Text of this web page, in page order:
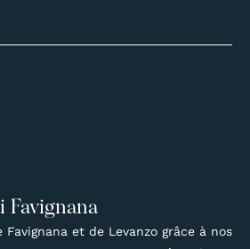
Favignana
Favignana et de Levanzo grâce à nos